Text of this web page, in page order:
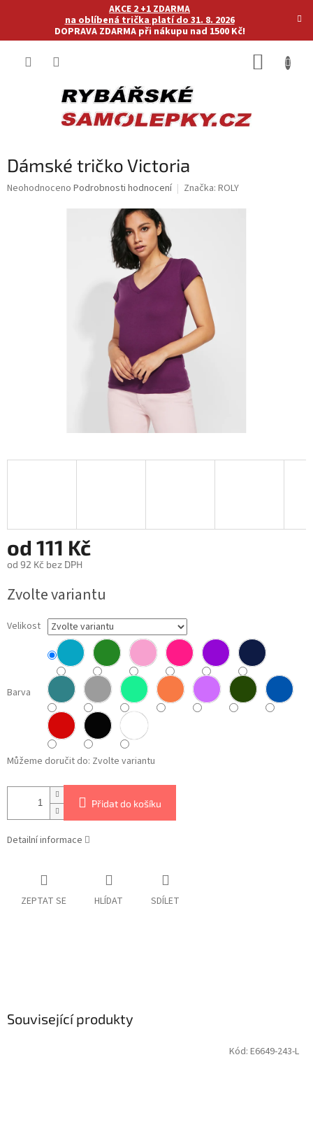
AKCE 2 +1 ZDARMA
na oblíbená trička platí do 31. 8. 2026
DOPRAVA ZDARMA při nákupu nad 1500 Kč!
Dámské tričko Victoria
Průměrné
Neohodnoceno Podrobnosti hodnocení Značka: ROLY
od 111 Kč
od 92 Kč bez DPH
cena:
Zvolte variantu
Velikost
Barva
Můžeme doručit do: Zvolte variantu
Přidat do košíku
Detailní informace
ZEPTAT SE HLÍDAT SDÍLET
Související produkty
Kód: E6649-243-L